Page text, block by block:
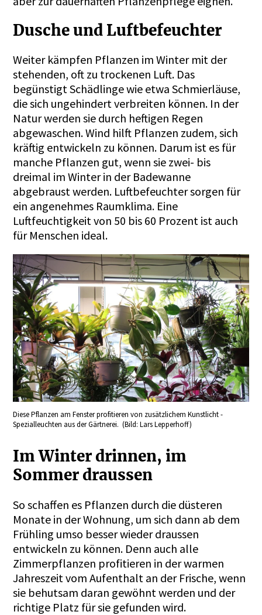
Dusche und Luftbefeuchter
Weiter kämpfen Pflanzen im Winter mit der
stehenden, oft zu trockenen Luft. Das
begünstigt Schädlinge wie etwa Schmierläuse,
die sich ungehindert verbreiten können. In der
Natur werden sie durch heftigen Regen
abgewaschen. Wind hilft Pflanzen zudem, sich
kräftig entwickeln zu können. Darum ist es für
manche Pflanzen gut, wenn sie zwei- bis
dreimal im Winter in der Badewanne
abgebraust werden. Luftbefeuchter sorgen für
ein angenehmes Raumklima. Eine
Luftfeuchtigkeit von 50 bis 60 Prozent ist auch
für Menschen ideal.
Diese Pflanzen am Fenster profitieren von zusätzlichem Kunstlicht -
Spezialleuchten aus der Gärtnerei. (Bild: Lars Lepperhoff)
Im Winter drinnen, im
Sommer draussen
So schaffen es Pflanzen durch die düsteren
Monate in der Wohnung, um sich dann ab dem
Frühling umso besser wieder draussen
entwickeln zu können. Denn auch alle
Zimmerpflanzen profitieren in der warmen
Jahreszeit vom Aufenthalt an der Frische, wenn
sie behutsam daran gewöhnt werden und der
richtige Platz für sie gefunden wird.